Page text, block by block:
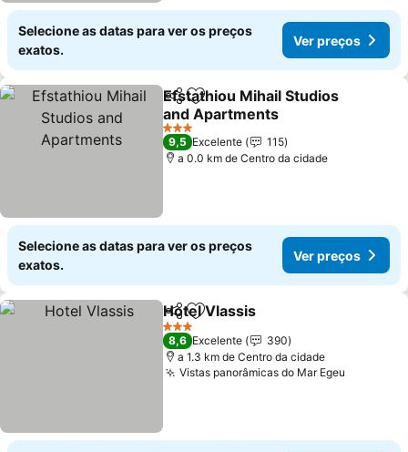
Selecione as datas para ver os preços
exatos.
Ver preços
PartilharAdicionar aos favoritos
Efstathiou Mihail Studios
and Apartments
3 Estrelas
9,5 Excelente
115
a 0.0 km de Centro da cidade
Selecione as datas para ver os preços
exatos.
Ver preços
PartilharAdicionar aos favoritos
Hotel Vlassis
3 Estrelas
8,6 Excelente
390
a 1.3 km de Centro da cidade
Vistas panorâmicas do Mar Egeu